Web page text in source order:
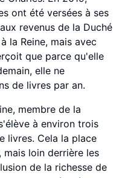
ont été versées à ses
revenus de la Duché
la Reine, mais avec
que parce qu'elle
elle ne
de livres par an.
membre de la
à environ trois
livres. Cela la place
loin derrière les
de la richesse de